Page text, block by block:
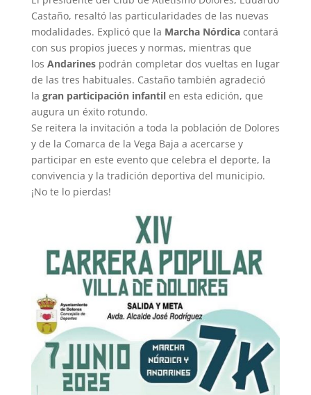
Castaño, resaltó las particularidades de las nuevas
modalidades. Explicó que la Marcha Nórdica contará
con sus propios jueces y normas, mientras que
los Andarines podrán completar dos vueltas en lugar
de las tres habituales. Castaño también agradeció
la gran participación infantil en esta edición, que
augura un éxito rotundo.
Se reitera la invitación a toda la población de Dolores
y de la Comarca de la Vega Baja a acercarse y
participar en este evento que celebra el deporte, la
convivencia y la tradición deportiva del municipio.
¡No te lo pierdas!